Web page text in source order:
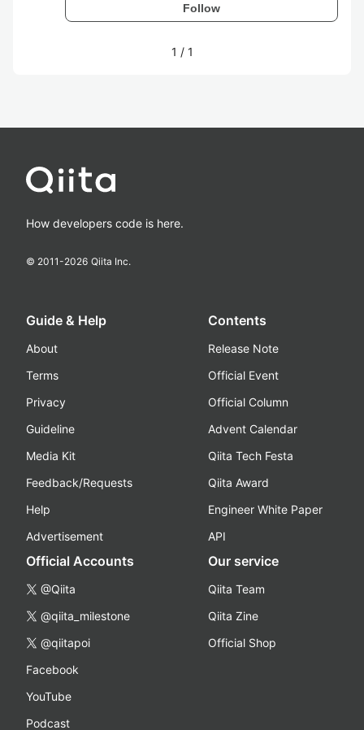
Follow
1 / 1
How developers code is here.
© 2011-2026 Qiita Inc.
Guide & Help
About
Terms
Privacy
Guideline
Media Kit
Feedback/Requests
Help
Advertisement
Contents
Release Note
Official Event
Official Column
Advent Calendar
Qiita Tech Festa
Qiita Award
Engineer White Paper
API
Official Accounts
@Qiita
@qiita_milestone
@qiitapoi
Facebook
YouTube
Podcast
Our service
Qiita Team
Qiita Zine
Official Shop